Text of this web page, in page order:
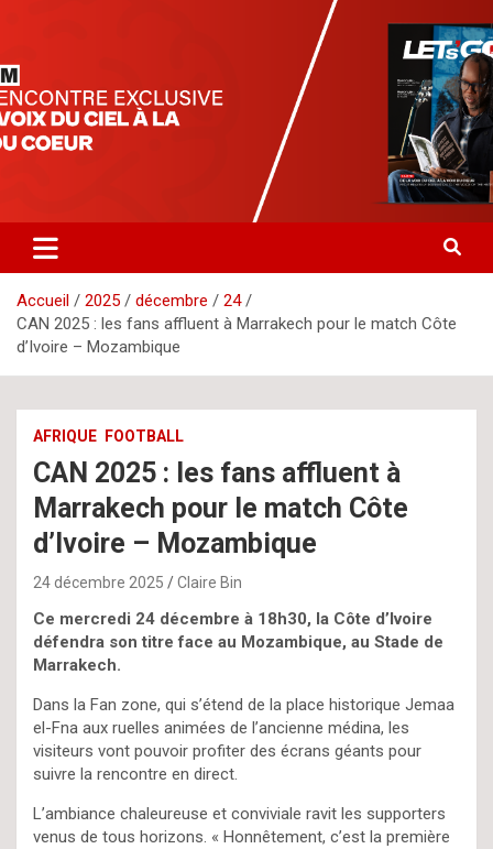
letsgomedia-ci.com
Accueil 2025 décembre
24
CAN 2025 : les fans affluent à Marrakech pour le match Côte
d’Ivoire – Mozambique
AFRIQUE FOOTBALL
CAN 2025 : les fans affluent à
Marrakech pour le match Côte
d’Ivoire – Mozambique
24 décembre 2025 Claire Bin
Ce mercredi 24 décembre à 18h30, la Côte d’Ivoire
défendra son titre face au Mozambique, au Stade de
Marrakech.
Dans la Fan zone, qui s’étend de la place historique Jemaa
el-Fna aux ruelles animées de l’ancienne médina, les
visiteurs vont pouvoir profiter des écrans géants pour
suivre la rencontre en direct.
L’ambiance chaleureuse et conviviale ravit les supporters
venus de tous horizons. « Honnêtement, c’est la première